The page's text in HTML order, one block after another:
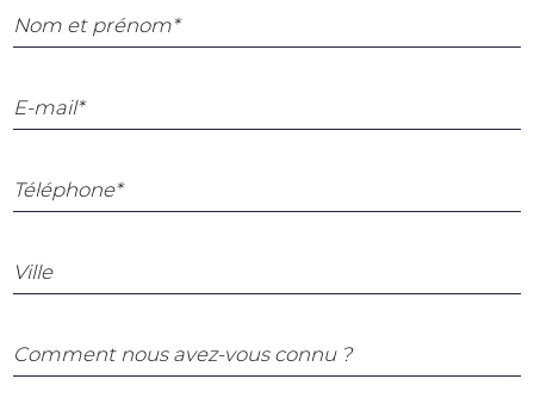
Nom et prénom*
E-mail*
Téléphone*
Ville
Comment nous avez-vous connu ?